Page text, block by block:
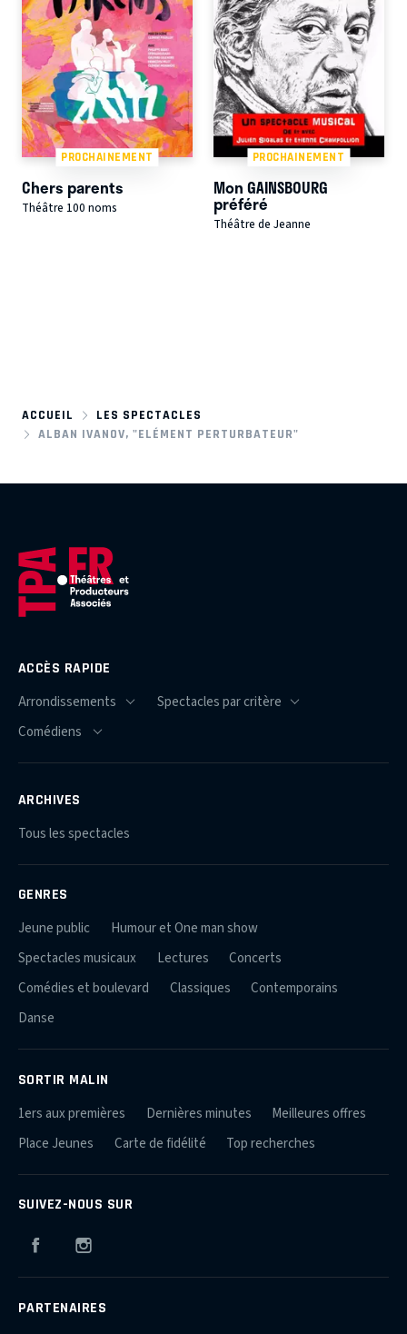
PROCHAINEMENT
Chers parents
Théâtre 100 noms
PROCHAINEMENT
Mon GAINSBOURG
préféré
Théâtre de Jeanne
ACCUEIL
LES SPECTACLES
ALBAN IVANOV, "ELÉMENT PERTURBATEUR"
ACCÈS RAPIDE
ARCHIVES
Tous les spectacles
GENRES
Jeune public
Humour et One man show
Spectacles musicaux
Lectures
Concerts
Comédies et boulevard
Classiques
Contemporains
Danse
SORTIR MALIN
1ers aux premières Dernières minutes
Meilleures offres
Place Jeunes
Carte de fidélité Top recherches
SUIVEZ-NOUS SUR
Facebook
PARTENAIRES